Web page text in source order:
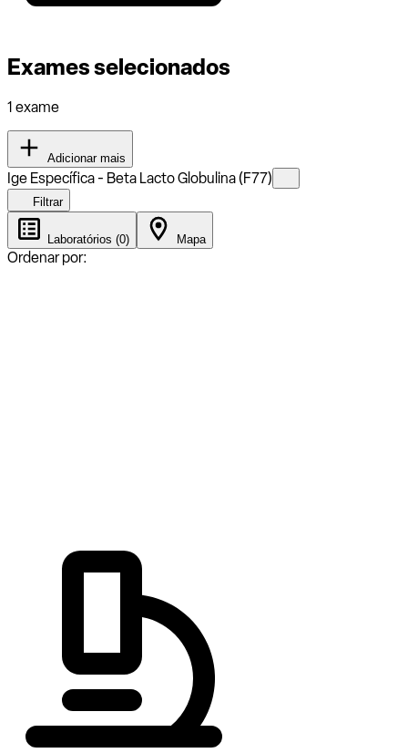
Exames selecionados
1 exame
Adicionar mais
Ige Específica - Beta Lacto Globulina (F77)
Filtrar
Laboratórios (0) Mapa
Ordenar por: